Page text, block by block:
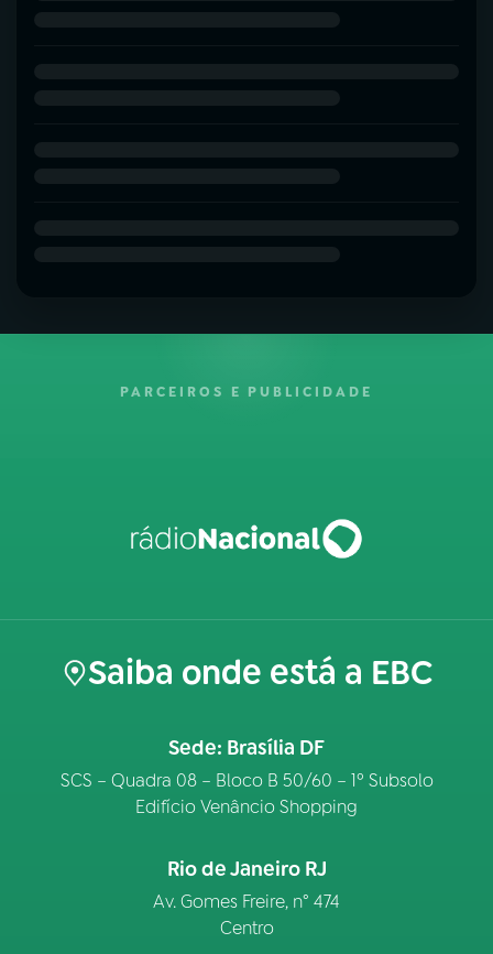
PARCEIROS E PUBLICIDADE
Saiba onde está a EBC
Sede: Brasília DF
SCS – Quadra 08 – Bloco B 50/60 – 1º Subsolo
Edifício Venâncio Shopping
Rio de Janeiro RJ
Av. Gomes Freire, n° 474
Centro